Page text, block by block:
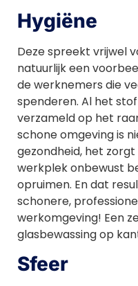
Hygiëne
Deze spreekt vrijwel
natuurlijk een
de werknemers die
spenderen. Al het
verzameld op het
schone omgeving is
gezondheid, het
werkplek onbewust
opruimen. En dat
schonere,
werkomgeving! Een
glasbewassing op
Sfeer